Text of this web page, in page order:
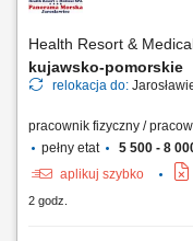
etykietowania opakowań;
Health Resort &
kujawsko-pomorskie
relokacja do:
pracownik fizyczny /
pełny etat
5 500 - 8
aplikuj szybko
2 godz.